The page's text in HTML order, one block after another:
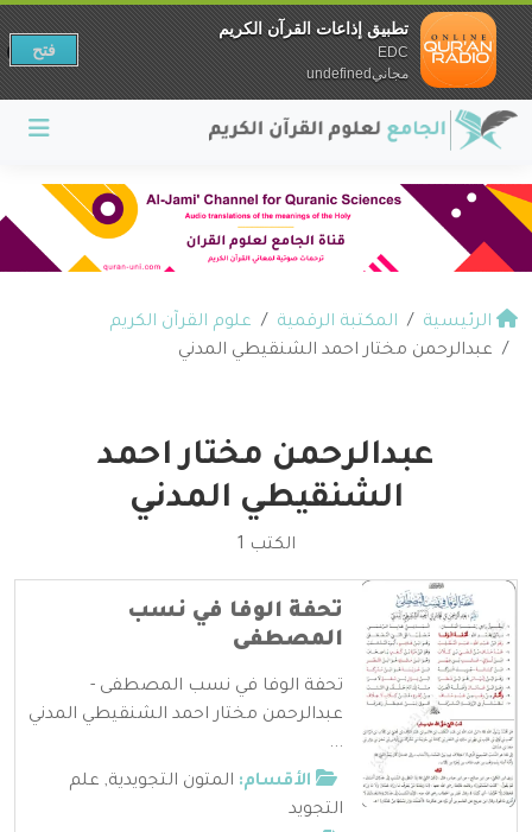
الرئيسية المكتبة الرقمية
علوم القرآن الكريم
عبدالرحمن مختار احمد الشنقيطي المدني
عبدالرحمن مختار احمد
الشنقيطي المدني
الكتب 1
تحفة الوفا في نسب
المصطفى
تحفة الوفا في نسب المصطفى -
عبدالرحمن مختار احمد الشنقيطي المدني
...
الأقسام: المتون التجويدية, علم
التجويد
تطبيق إذاعات القرآن الكريم
EDC
مجانيundefined
فتح